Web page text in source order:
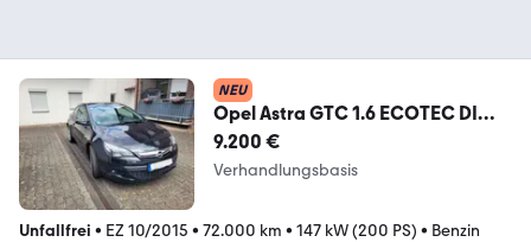
NEU
Opel Astra GTC 1.6 ECOTEC DI
Turbo ecoFLEX 147 S/S -
9.200 €
Verhandlungsbasis
Unfallfrei • EZ 10/2015 • 72.000 km • 147 kW (200 PS) • Benzin